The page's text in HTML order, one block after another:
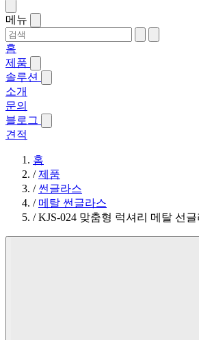
메뉴
홈
제품
솔루션
소개
문의
블로그
견적
홈
/제품
/ 썬글라스
/ 메탈 썬글라스
/KJS-024 맞춤형 럭셔리 메탈 선